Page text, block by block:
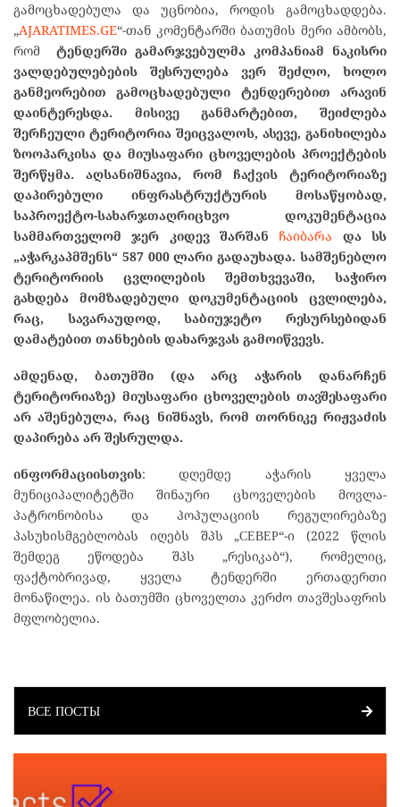
გამოცხადებულა და უცნობია, როდის გამოცხადდება.
„AJARATIMES.GE“-თან კომენტარში ბათუმის მერი ამბობს,
რომ ტენდერში გამარჯვებულმა კომპანიამ ნაკისრი
ვალდებულებების
შესრულება ვერ შეძლო, ხოლო
განმეორებით გამოცხადებული ტენდერებით
არავინ
დაინტერესდა. მისივე განმარტებით, შეიძლება
შერჩეული ტერიტორია შეიცვალოს, ასევე, განიხილება
ზოოპარკისა და მიუსაფარი ცხოველების პროექტების
შერწყმა.
აღსანიშნავია, რომ ჩაქვის ტერიტორიაზე
დაპირებული ინფრასტრუქტურის მოსაწყობად,
საპროექტო-სახარჯთაღრიცხვო დოკუმენტაცია
სამმართველომ ჯერ კიდევ შარშან ჩაიბარა და სს
„აჭარკაპმშენს“ 587 000 ლარი გადაუხადა. სამშენებლო
ტერიტორიის ცვლილების შემთხვევაში, საჭირო
გახდება მომზადებული დოკუმენტაციის ცვლილება,
რაც, სავარაუდოდ, საბიუჯეტო რესურსებიდან
დამატებით თანხების დახარჯვას გამოიწვევს.
ამდენად, ბათუმში (და არც აჭარის დანარჩენ
ტერიტორიაზე) მიუსაფარი ცხოველების თავშესაფარი
არ აშენებულა, რაც ნიშნავს, რომ თორნიკე რიჟვაძის
დაპირება არ შესრულდა.
ინფორმაციისთვის: დღემდე აჭარის ყველა
მუნიციპალიტეტში შინაური ცხოველების მოვლა-
პატრონობისა და პოპულაციის რეგულირებაზე
პასუხისმგებლობას იღებს შპს „СЕВЕР“-ი (2022 წლის
შემდეგ ეწოდება შპს „რესიკაბ“), რომელიც,
ფაქტობრივად, ყველა ტენდერში ერთადერთი
მონაწილეა. ის ბათუმში ცხოველთა კერძო თავშესაფრის
მფლობელია.
ВСЕ ПОСТЫ